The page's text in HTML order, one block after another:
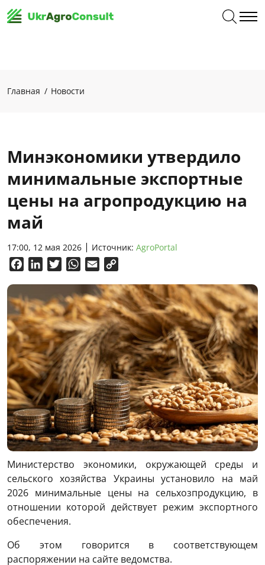
Главная Новости
Минэкономики утвердило
минимальные экспортные
цены на агропродукцию на
май
17:00, 12 мая 2026 Источник: AgroPortal
FacebookLinkedInTwitterWhatsApp
Email
Министерство экономики, окружающей среды и
сельского хозяйства Украины установило на май
2026 минимальные цены на сельхозпродукцию, в
отношении которой действует режим экспортного
обеспечения.
Об этом говорится в соответствующем
распоряжении на сайте ведомства.